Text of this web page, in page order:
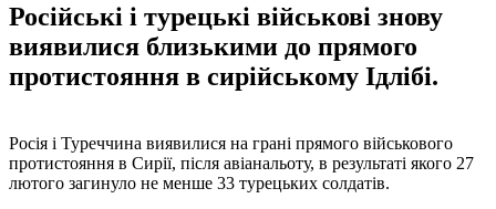
Російські і турецькі військові знову
виявилися близькими до прямого
протистояння в сирійському Ідлібі.
Росія і Туреччина виявилися на грані прямого військового
протистояння в Сирії, після авіанальоту, в результаті якого 27
лютого загинуло не менше 33 турецьких солдатів.